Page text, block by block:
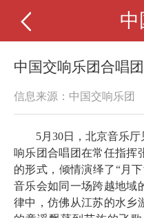
中
中国交响乐团合唱
信息来源：中国交响乐团
5月30日，北京音乐厅
响乐团合唱团在常任指挥
的形式，倾情演绎了“月
音乐会如同一场跨越地域
律中，仿佛从江苏的水乡